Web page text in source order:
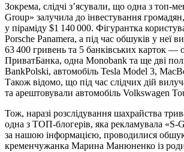
Зокрема, слідчі з’ясували, що одна з топ-
Group» залучила до інвестування
у піраміду $1 140 000. Фігурантка
Porsche Panamera, а під час обшуків у неї
63 400 гривень та 5 банківських карток —
ПриватБанка, одна Monobank та ще дві
BankPolski, автомобіль Tesla Model 3,
Також відомо, що під час слідчих дій
та арештовували автомобіль Volkswagen
Тож, наразі розслідування шахрайства
одна з ТОП-блогерів, яка рекламувала «S-
за нашою інформацією, проводилися
кременчужанка Марина Манюненко із